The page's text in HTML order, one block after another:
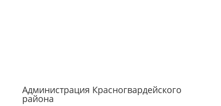
Администрация Красногвардейского
района